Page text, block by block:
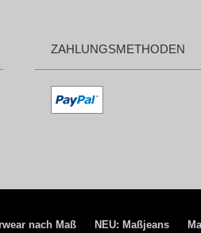
ZAHLUNGSMETHODEN
nach Maß NEU: Maßjeans